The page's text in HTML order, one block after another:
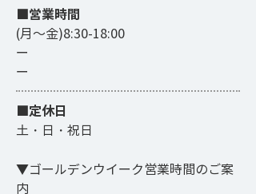
​■営業時間
(月～金)8:30-18:00
ー
ー
■定休日
土・日・祝日
▼ゴールデンウイーク営業時間のご案
内